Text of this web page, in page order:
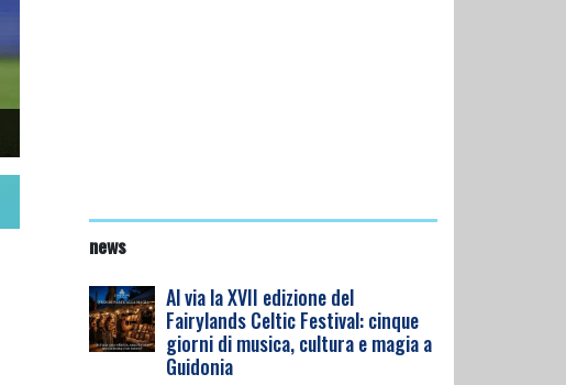
news
Al via la XVII edizione del
Fairylands Celtic Festival: cinque
giorni di musica, cultura e magia a
Guidonia